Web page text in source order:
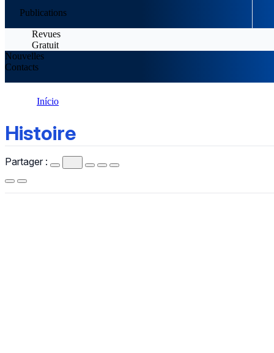
Publications
Revues
Gratuit
Nouvelles
Contacts
Início
Histoire
Partager :